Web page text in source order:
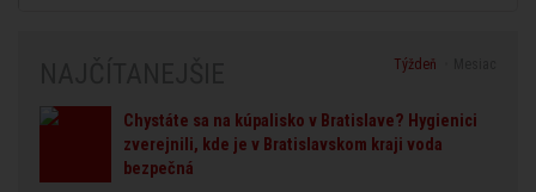
Týždeň
Chystáte sa na kúpalisko v Bratislave? Hygienici
zverejnili, kde je v Bratislavskom kraji voda
bezpečná